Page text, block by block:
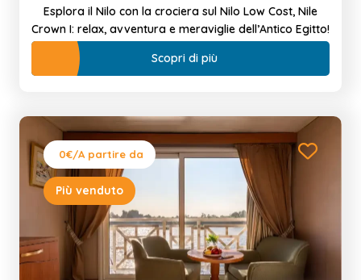
Esplora il Nilo con la crociera sul Nilo Low Cost, Nile
Crown I: relax, avventura e meraviglie dell’Antico Egitto!
Scopri di più
0€/A partire da
Più venduto